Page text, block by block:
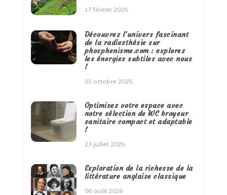
17 février 2026
Découvrez l’univers fascinant
de la radiesthésie sur
phosphenisme.com : explorez
les énergies subtiles avec nous
!
03 octobre 2025
Optimisez votre espace avec
notre sélection de WC broyeur
sanitaire compact et adaptable
!
23 juillet 2025
Exploration de la richesse de la
littérature anglaise classique
06 août 2026